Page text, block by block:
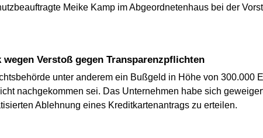
Meike Kamp im Abgeordnetenhaus bei der
wegen Verstoß gegen Transparenzpflichten
unter anderem ein Bußgeld in Höhe von 300.000
nachgekommen sei. Das Unternehmen habe sich
Ablehnung eines Kreditkartenantrags zu erteilen.